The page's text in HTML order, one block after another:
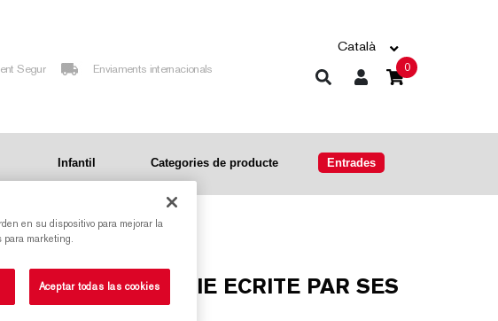
Segur Enviaments internacionals
Català
0
Infantil Categories de producte Entrades
en su dispositivo para mejorar la
para marketing.
Aceptar todas las cookies